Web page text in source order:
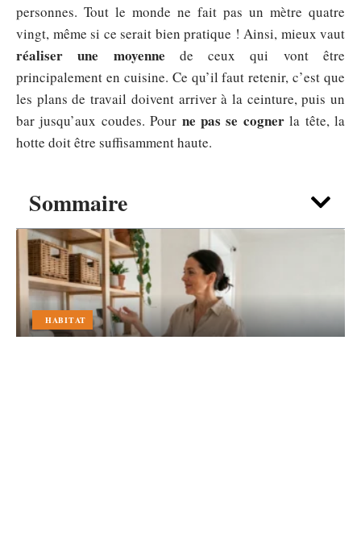
Sommaire
HABITAT
personnes. Tout le monde ne fait pas un mètre quatre
vingt, même si ce serait bien pratique ! Ainsi, mieux vaut
réaliser une moyenne de ceux qui vont être
principalement en cuisine. Ce qu’il faut retenir, c’est que
les plans de travail doivent arriver à la ceinture, puis un
bar jusqu’aux coudes. Pour ne pas se cognerla tête, la
hotte doit être suffisamment haute.